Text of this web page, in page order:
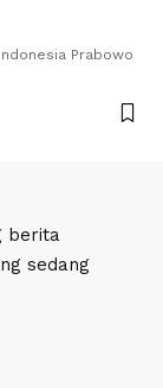
Prabowo
berita
sedang